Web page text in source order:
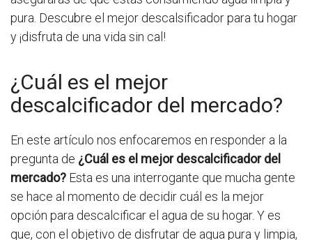
pura. Descubre el mejor descalsificador para tu hogar
y ¡disfruta de una vida sin cal!
¿Cuál es el mejor
descalcificador del mercado?
En este artículo nos enfocaremos en responder a la
pregunta de ¿Cuál es el mejor descalcificador del
mercado? Esta es una interrogante que mucha gente
se hace al momento de decidir cuál es la mejor
opción para descalcificar el agua de su hogar. Y es
que, con el objetivo de disfrutar de agua pura y limpia,